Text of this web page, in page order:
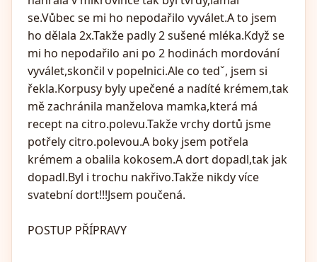
se.Vůbec se mi ho nepodařilo vyválet.A to jsem
ho dělala 2x.Takže padly 2 sušené mléka.Když se
mi ho nepodařilo ani po 2 hodinách mordování
vyválet,skončil v popelnici.Ale co tedˇ, jsem si
řekla.Korpusy byly upečené a nadíté krémem,tak
mě zachránila manželova mamka,která má
recept na citro.polevu.Takže vrchy dortů jsme
potřely citro.polevou.A boky jsem potřela
krémem a obalila kokosem.A dort dopadl,tak jak
dopadl.Byl i trochu nakřivo.Takže nikdy více
svatební dort!!!Jsem poučená.
POSTUP PŘÍPRAVY